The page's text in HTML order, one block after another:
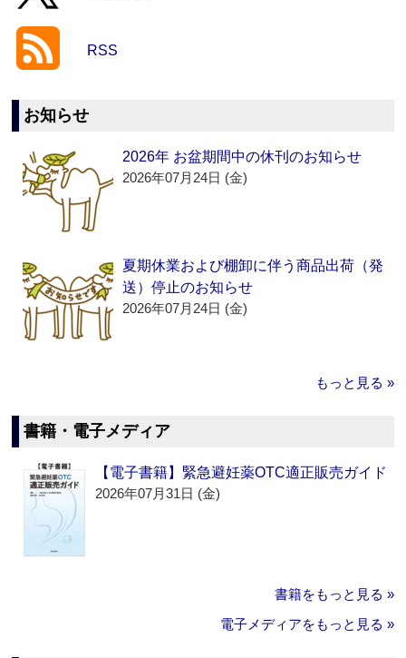
RSS
お知らせ
2026年 お盆期間中の休刊のお知らせ
2026年07月24日 (金)
夏期休業および棚卸に伴う商品出荷（発
送）停止のお知らせ
2026年07月24日 (金)
もっと見る »
書籍・電子メディア
【電子書籍】緊急避妊薬OTC適正販売ガイド
2026年07月31日 (金)
書籍をもっと見る »
電子メディアをもっと見る »